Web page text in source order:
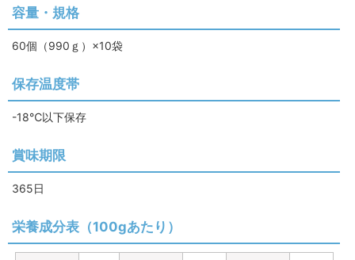
容量・規格
60個（990ｇ）×10袋
保存温度帯
-18℃以下保存
賞味期限
365日
栄養成分表（100gあたり）